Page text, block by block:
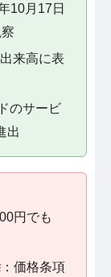
10月17日
来高に表
のサービ
出
円でも
：価格条項